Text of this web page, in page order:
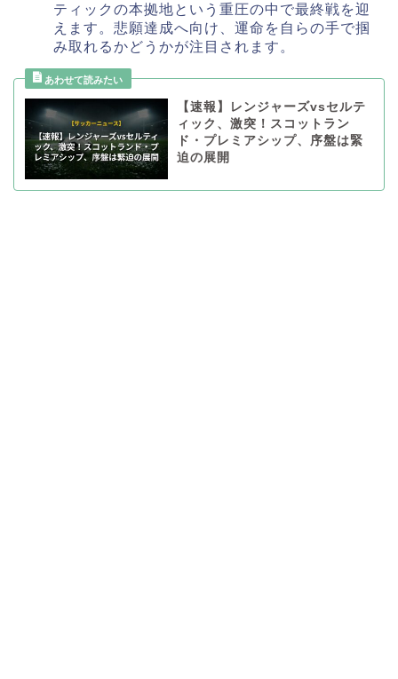
ティックの本拠地という重圧の中で最終戦を迎
えます。悲願達成へ向け、運命を自らの手で掴
み取れるかどうかが注目されます。
【速報】レンジャーズvsセルテ
ィック、激突！スコットラン
ド・プレミアシップ、序盤は緊
迫の展開